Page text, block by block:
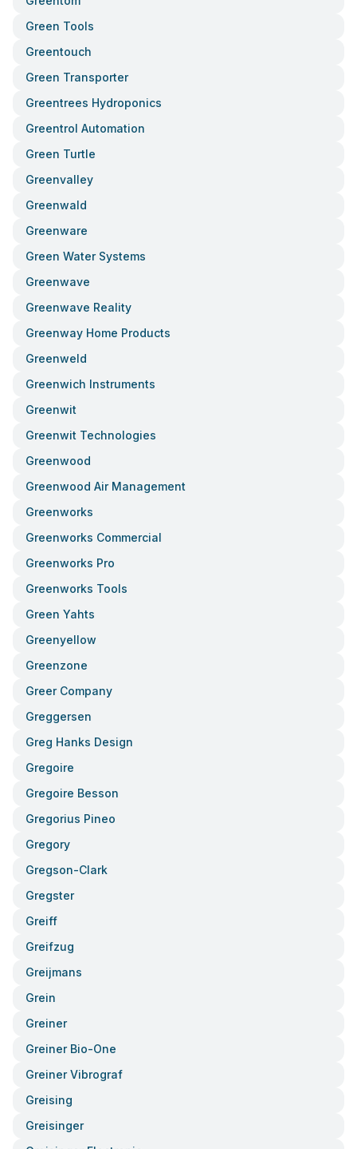
Green Tools
Greentouch
Green Transporter
Greentrees Hydroponics
Greentrol Automation
Green Turtle
Greenvalley
Greenwald
Greenware
Green Water Systems
Greenwave
Greenwave Reality
Greenway Home Products
Greenweld
Greenwich Instruments
Greenwit
Greenwit Technologies
Greenwood
Greenwood Air Management
Greenworks
Greenworks Commercial
Greenworks Pro
Greenworks Tools
Green Yahts
Greenyellow
Greenzone
Greer Company
Greggersen
Greg Hanks Design
Gregoire
Gregoire Besson
Gregorius Pineo
Gregory
Gregson-Clark
Gregster
Greiff
Greifzug
Greijmans
Grein
Greiner
Greiner Bio-One
Greiner Vibrograf
Greising
Greisinger